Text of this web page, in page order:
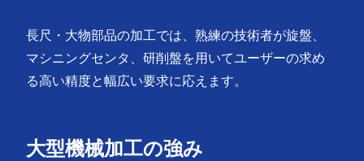
長尺・大物部品の加工では、熟練の技術者が旋盤、
マシニングセンタ、研削盤を用いてユーザーの求め
る高い精度と幅広い要求に応えます。
大型機械加工の強み